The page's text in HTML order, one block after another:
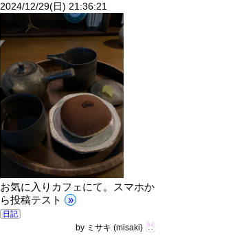
2024/12/29(日) 21:36:21
お気に入りカフェにて。スマホか
ら投稿テスト »
日記
by ミサキ (misaki)